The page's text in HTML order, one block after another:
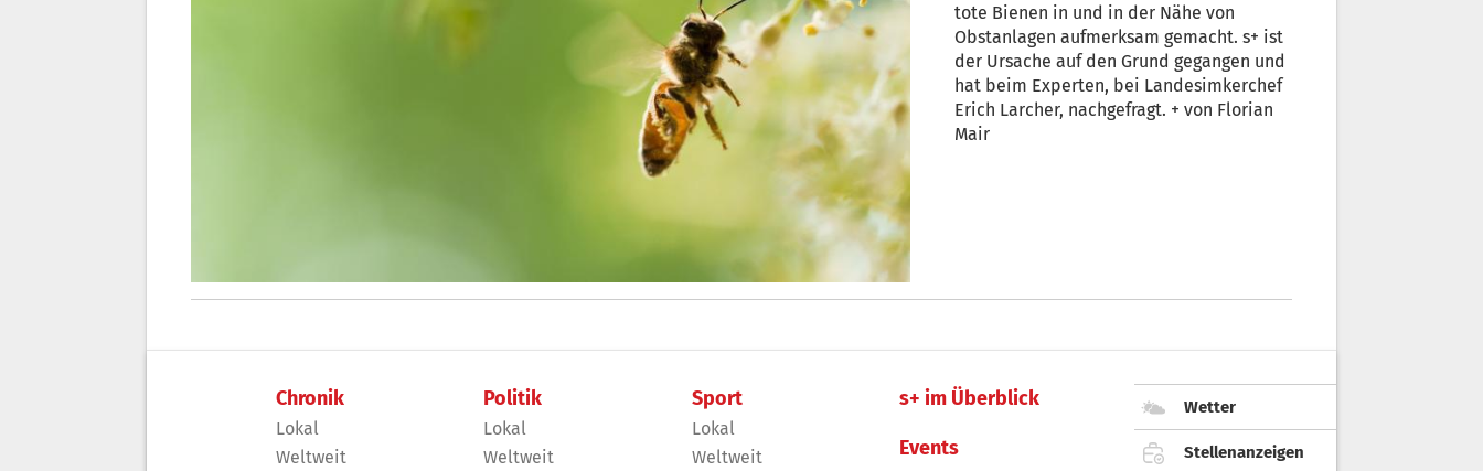
tote Bienen in und in der Nähe von
Obstanlagen aufmerksam gemacht. s+ ist
der Ursache auf den Grund gegangen und
hat beim Experten, bei Landesimkerchef
Erich Larcher, nachgefragt. + von Florian
Mair
Chronik
Lokal
Weltweit
Politik
Lokal
Weltweit
Sport
Lokal
Weltweit
s+ im Überblick
Events
Wetter
Stellenanzeigen